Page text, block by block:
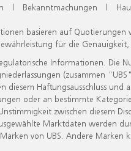
| Bekanntmachungen |
basieren auf
für die
Informationen. Die
(zusammen
diesem Haftungsausschluss
oder an bestimmte
zwischen diesem
Marktdaten werden
von UBS. Andere Marken